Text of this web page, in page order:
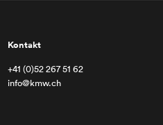
Kontakt
+41 (0)52 267 51 62
info@kmw.ch